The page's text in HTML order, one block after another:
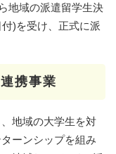
地域の派遣留学生決
)を受け、正式に派
携事業
地域の大学生を対
ーンシップを組み